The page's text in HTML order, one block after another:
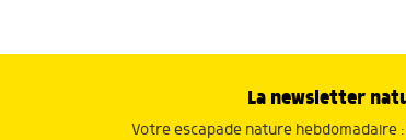
La newsletter
Votre escapade nature